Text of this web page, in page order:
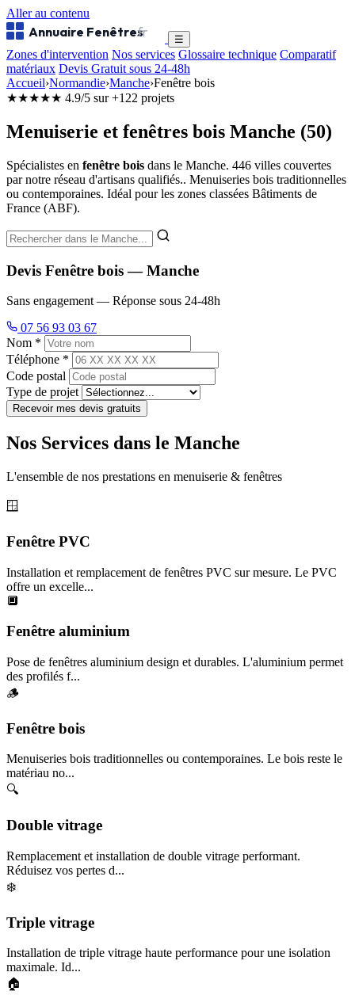
Aller au contenu
Annuaire Fenêtres
.fr ☰
Zones d'intervention Nos services Glossaire technique Comparatif
matériaux Devis Gratuit sous 24-48h
Accueil›Normandie›Manche›Fenêtre bois
★★★★★ 4.9/5 sur +122 projets
Menuiserie et fenêtres bois Manche (50)
Spécialistes en fenêtre bois dans le Manche. 446 villes couvertes
par notre réseau d'artisans qualifiés.. Menuiseries bois traditionnelles
ou contemporaines. Idéal pour les zones classées Bâtiments de
France (ABF).
Devis Fenêtre bois — Manche
Sans engagement — Réponse sous 24-48h
07 56 93 03 67
Nom *
Téléphone *
Code postal
Type de projet
Recevoir mes devis gratuits
Nos Services dans le Manche
L'ensemble de nos prestations en menuiserie & fenêtres
🪟
Fenêtre PVC
Installation et remplacement de fenêtres PVC sur mesure. Le PVC
offre un excelle...
🔲
Fenêtre aluminium
Pose de fenêtres aluminium design et durables. L'aluminium permet
des profilés f...
🪵
Fenêtre bois
Menuiseries bois traditionnelles ou contemporaines. Le bois reste le
matériau no...
🔍
Double vitrage
Remplacement et installation de double vitrage performant.
Réduisez vos pertes d...
❄️
Triple vitrage
Installation de triple vitrage haute performance pour une isolation
maximale. Id...
🏠